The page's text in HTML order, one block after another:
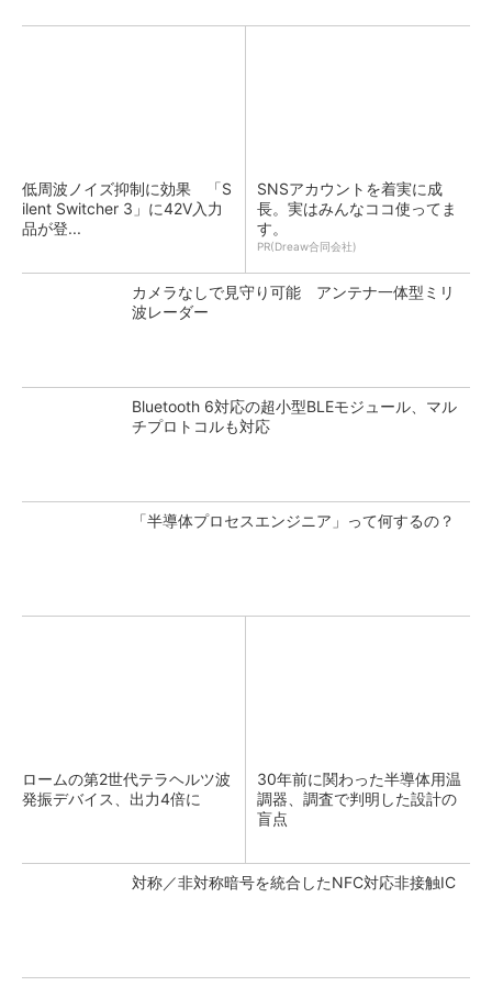
低周波ノイズ抑制に効果 「S
ilent Switcher 3」に42V入力
品が登...
SNSアカウントを着実に成
長。実はみんなココ使ってま
す。
PR(Dreaw合同会社)
カメラなしで見守り可能 アンテナ一体型ミリ
波レーダー
Bluetooth 6対応の超小型BLEモジュール、マル
チプロトコルも対応
「半導体プロセスエンジニア」って何するの？
ロームの第2世代テラヘルツ波
発振デバイス、出力4倍に
30年前に関わった半導体用温
調器、調査で判明した設計の
盲点
対称／非対称暗号を統合したNFC対応非接触IC